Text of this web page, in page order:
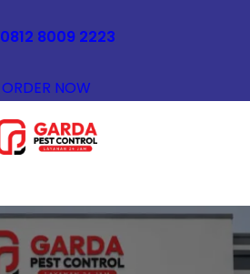
0812 8009 2223
ORDER NOW